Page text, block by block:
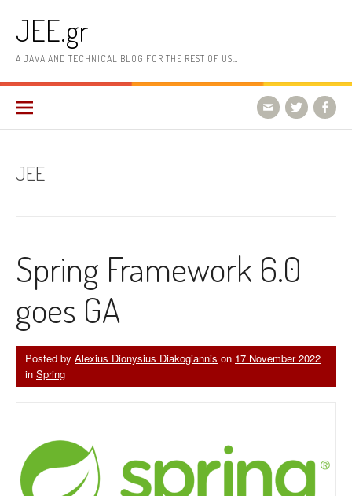
content
JEE.gr
A JAVA AND TECHNICAL BLOG FOR THE REST OF US…
JEE
Spring Framework 6.0
goes GA
Posted by Alexius Dionysius Diakogiannis on 17 November 2022
in Spring